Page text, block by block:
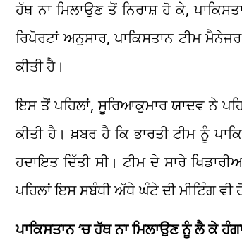
ਹੱਥ ਨਾ ਮਿਲਾਉਣ ਤੋਂ ਨਿਰਾਸ਼ ਹੋ ਕੇ,
ਰਿਪੋਰਟਾਂ ਅਨੁਸਾਰ, ਪਾਕਿਸਤਾਨ ਟੀਮ
ਕੀਤੀ ਹੈ।
ਇਸ ਤੋਂ ਪਹਿਲਾਂ, ਸੂਰਿਆਕੁਮਾਰ ਯਾਦਵ ਨੇ
ਕੀਤੀ ਹੈ। ਖ਼ਬਰ ਹੈ ਕਿ ਭਾਰਤੀ ਟੀਮ ਨੂੰ
ਹਦਾਇਤ ਦਿੱਤੀ ਸੀ। ਟੀਮ ਦੇ ਸਾਰੇ
ਪਹਿਲਾਂ ਇਸ ਸਬੰਧੀ ਅੱਧੇ ਘੰਟੇ ਦੀ ਮੀਟਿੰਗ ਵੀ
ਪਾਕਿਸਤਾਨ‘ਚ ਹੱਥ ਨਾ ਮਿਲਾਉਣ ਨੂੰ ਲੈ ਕੇ